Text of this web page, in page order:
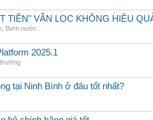
TIỀN" VẪN LỌC KHÔNG HIỆU
Bơm nước
2025.1
tại Ninh Bình ở đâu tốt nhất?